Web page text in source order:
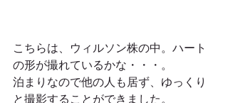
こちらは、ウィルソン株の中。ハート
の形が撮れているかな・・・。
泊まりなので他の人も居ず、ゆっくり
と撮影することができました。